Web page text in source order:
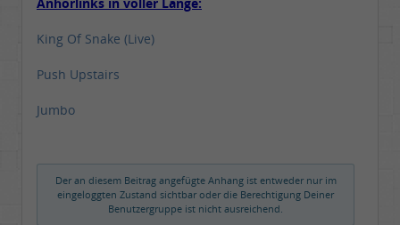
King Of Snake (Live)
Push Upstairs
Jumbo
Der an diesem Beitrag angefügte Anhang ist entweder nur im
eingeloggten Zustand sichtbar oder die Berechtigung Deiner
Benutzergruppe ist nicht ausreichend.